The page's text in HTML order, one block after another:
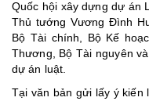
Quốc hội xây dựng dự án
Thủ tướng Vương Đình
Bộ Tài chính, Bộ Kế
Thương, Bộ Tài nguyên
dự án luật.
Tại văn bản gửi lấy ý kiến